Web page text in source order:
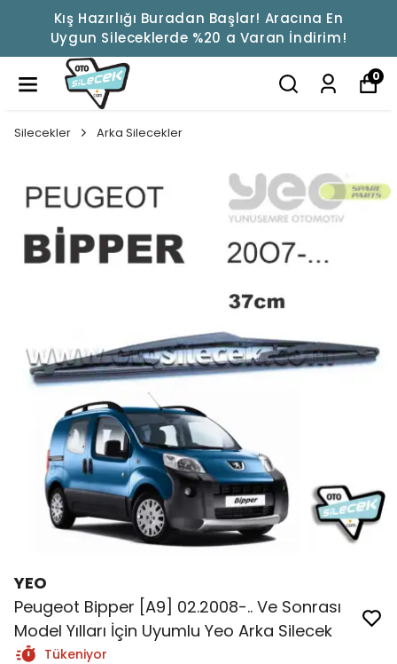
Kış Hazırlığı Buradan Başlar! Aracına En
Uygun Sileceklerde %20 a Varan İndirim!
0
Silecekler Arka Silecekler
YEO
Peugeot Bipper [A9] 02.2008-.. Ve Sonrası
Model Yılları İçin Uyumlu Yeo Arka Silecek
Tükeniyor